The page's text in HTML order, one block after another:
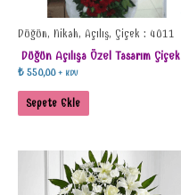
Düğün, Nikah, Açılış, Çiçek : 4011
Düğün Açılışa Özel Tasarım Çiçek
₺550,00 + KDV
Sepete Ekle